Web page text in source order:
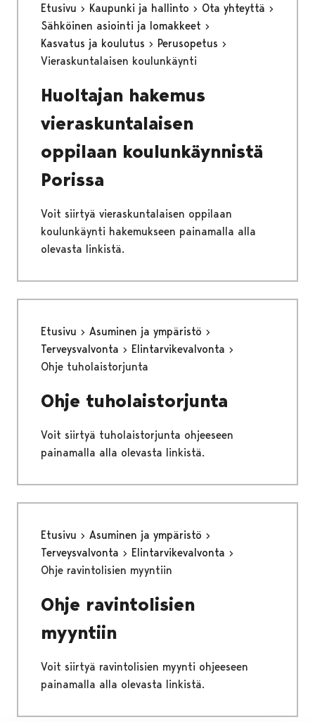
Etusivu Kaupunki ja hallinto
Ota yhteyttä
Sähköinen asiointi ja lomakkeet
Kasvatus ja koulutus
Perusopetus
Vieraskuntalaisen koulunkäynti
Huoltajan hakemus
vieraskuntalaisen
oppilaan koulunkäynnistä
Porissa
Voit siirtyä vieraskuntalaisen oppilaan
koulunkäynti hakemukseen painamalla alla
olevasta linkistä.
Etusivu
Asuminen ja ympäristö
Terveysvalvonta
Elintarvikevalvonta
Ohje tuholaistorjunta
Ohje tuholaistorjunta
Voit siirtyä tuholaistorjunta ohjeeseen
painamalla alla olevasta linkistä.
Etusivu
Asuminen ja ympäristö
Terveysvalvonta
Elintarvikevalvonta
Ohje ravintolisien myyntiin
Ohje ravintolisien
myyntiin
Voit siirtyä ravintolisien myynti ohjeeseen
painamalla alla olevasta linkistä.